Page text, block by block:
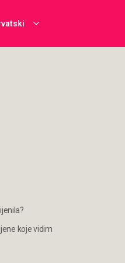
koje vidim